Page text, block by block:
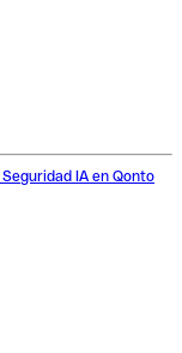
Seguridad IA en Qonto